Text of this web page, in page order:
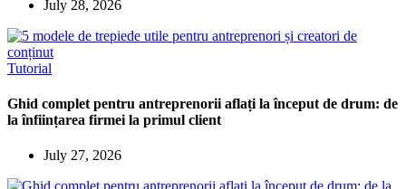
July 28, 2026
Tutorial
Ghid complet pentru antreprenorii aflați la început de drum: de
la înființarea firmei la primul client
July 27, 2026